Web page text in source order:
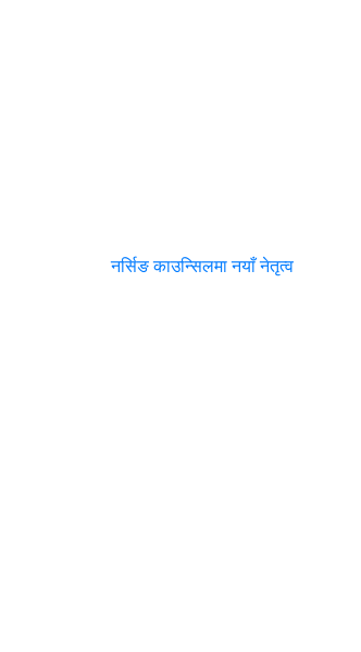
नर्सिङ काउन्सिलमा नयाँ नेतृत्व